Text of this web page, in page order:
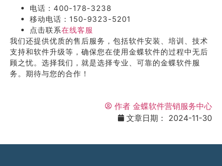
电话：400-178-3238
移动电话：150-9323-5201
点击联系在线客服
我们还提供优质的售后服务，包括软件安装、培训、技术
支持和软件升级等，确保您在使用金蝶软件的过程中无后
顾之忧。选择我们，就是选择专业、可靠的金蝶软件服
务。期待与您的合作！
作者 金蝶软件营销服务中心
文章日期：
2024-11-30